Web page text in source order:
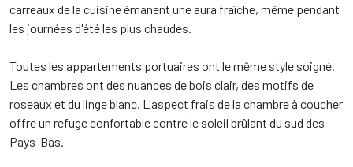
carreaux de la cuisine émanent une aura fraîche, même pendant
les journées d'été les plus chaudes.
Toutes les appartements portuaires ont le même style soigné.
Les chambres ont des nuances de bois clair, des motifs de
roseaux et du linge blanc. L'aspect frais de la chambre à coucher
offre un refuge confortable contre le soleil brûlant du sud des
Pays-Bas.